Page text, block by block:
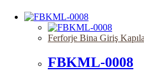
Ferforje Bina Giriş
FBKML-0008